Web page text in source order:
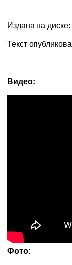
Издана на
Текст
Видео:
Фото: